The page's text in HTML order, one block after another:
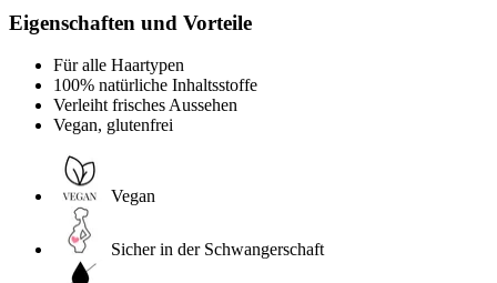
Eigenschaften und Vorteile
Für alle Haartypen
100% natürliche Inhaltsstoffe
Verleiht frisches Aussehen
Vegan, glutenfrei
Vegan
Sicher in der Schwangerschaft